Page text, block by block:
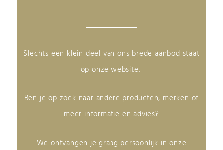
Slechts een klein deel van ons brede aanbod staat
op onze website.
Ben je op zoek naar andere producten, merken of
meer informatie en advies?
We ontvangen je graag persoonlijk in onze